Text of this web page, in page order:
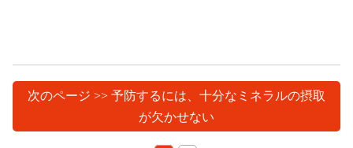
次のページ >> 予防するには、十分なミネラルの摂取
が欠かせない